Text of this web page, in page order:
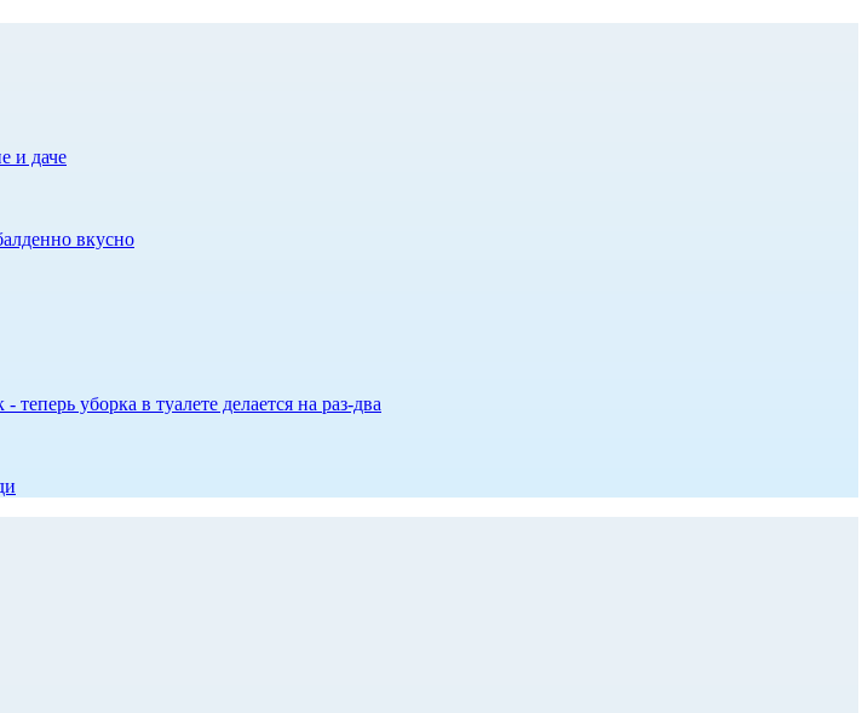
и даче
вкусно
уборка в туалете делается на раз-два